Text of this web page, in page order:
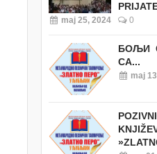
maj 25, 2024 0
БОЉИ
СА...
maj